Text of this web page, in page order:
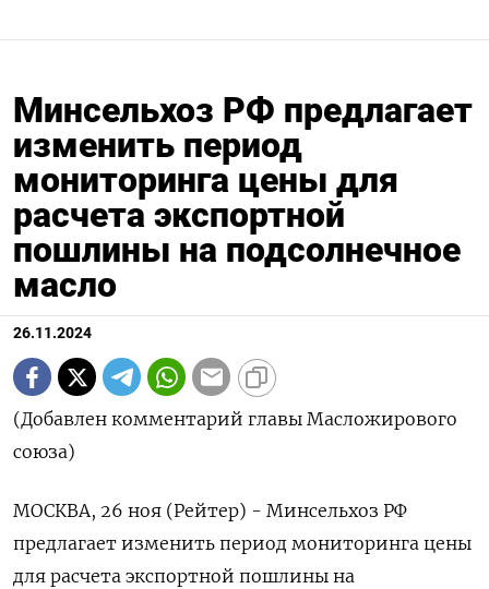
Минсельхоз РФ предлагает
изменить период
мониторинга цены для
расчета экспортной
пошлины на подсолнечное
масло
26.11.2024
(Добавлен комментарий главы Масложирового
союза)
МОСКВА, 26 ноя (Рейтер) - Минсельхоз РФ
предлагает изменить период мониторинга цены
для расчета экспортной пошлины на